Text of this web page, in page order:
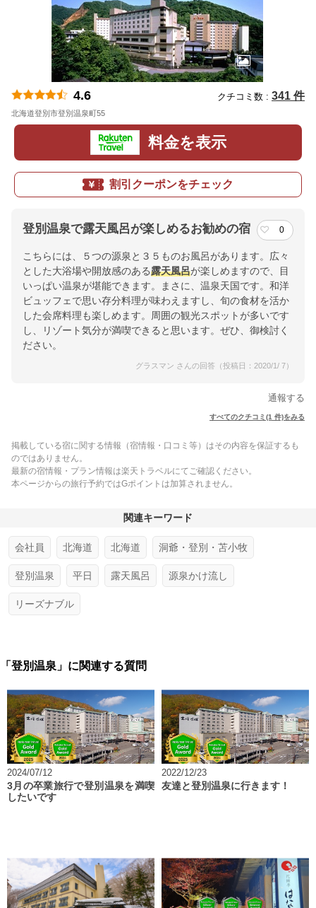
4.6 クチコミ数 : 341 件
北海道登別市登別温泉町55
料金を表示
割引クーポンをチェック
登別温泉で露天風呂が楽しめるお勧めの宿 0
こちらには、５つの源泉と３５ものお風呂があります。広々
とした大浴場や開放感のある露天風呂が楽しめますので、目
いっぱい温泉が堪能できます。まさに、温泉天国です。和洋
ビュッフェで思い存分料理が味わえますし、旬の食材を活か
した会席料理も楽しめます。周囲の観光スポットが多いです
し、リゾート気分が満喫できると思います。ぜひ、御検討く
ださい。
グラスマン さんの回答（投稿日：2020/1/ 7）
通報する
すべてのクチコミ(1 件)をみる
掲載している宿に関する情報（宿情報・口コミ等）はその内容を保証するも
のではありません。
最新の宿情報・プラン情報は楽天トラベルにてご確認ください。
本ページからの旅行予約ではGポイントは加算されません。
関連キーワード
会社員 北海道 北海道 洞爺・登別・苫小牧
登別温泉 平日 露天風呂 源泉かけ流し
リーズナブル
「登別温泉」に関連する質問
2024/07/12
3月の卒業旅行で登別温泉を満喫
したいです
2022/12/23
友達と登別温泉に行きます！